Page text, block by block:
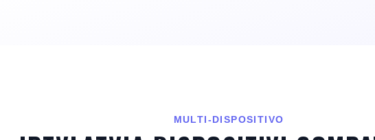
MULTI-DISPOSITIVO